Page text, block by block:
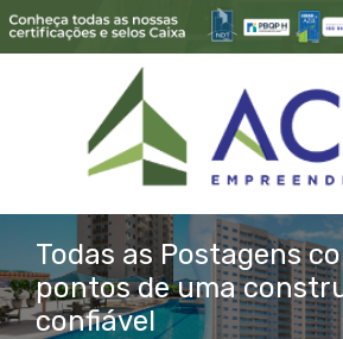
Todas as Postagens
pontos de uma
confiável